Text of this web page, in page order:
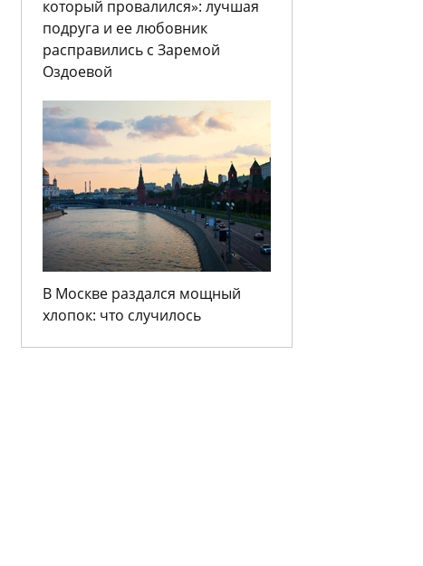
который провалился»: лучшая
подруга и ее любовник
расправились с Заремой
Оздоевой
В Москве раздался мощный
хлопок: что случилось